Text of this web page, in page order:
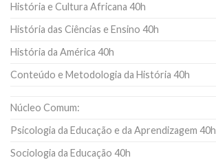
História e Cultura Africana 40h
História das Ciências e Ensino 40h
História da América 40h
Conteúdo e Metodologia da História 40h
Núcleo Comum:
Psicologia da Educação e da Aprendizagem 40h
Sociologia da Educação 40h